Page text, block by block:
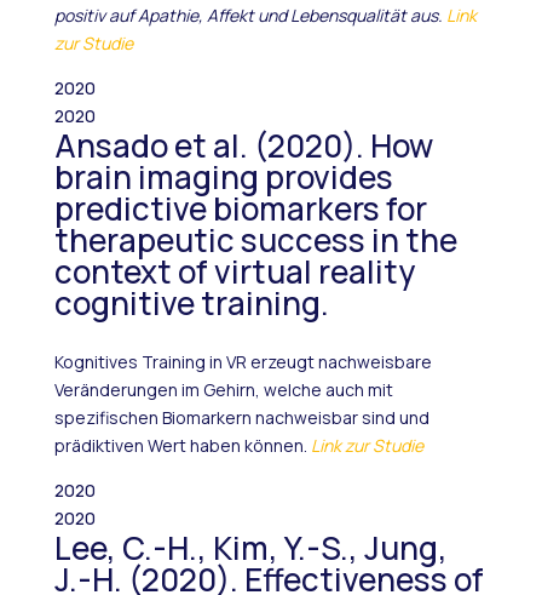
positiv auf Apathie, Affekt und Lebensqualität aus. Link
zur Studie
2020
2020
Ansado et al. (2020). How
brain imaging provides
predictive biomarkers for
therapeutic success in the
context of virtual reality
cognitive training.
Kognitives Training in VR erzeugt nachweisbare
Veränderungen im Gehirn, welche auch mit
spezifischen Biomarkern nachweisbar sind und
prädiktiven Wert haben können. Link zur Studie
2020
2020
Lee, C.-H., Kim, Y.-S., Jung,
J.-H. (2020). Effectiveness of